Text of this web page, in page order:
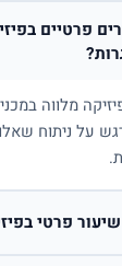
פרטיים
מלווה
על ניתוח
פרטי